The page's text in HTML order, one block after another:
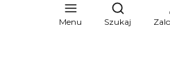
Menu
Otwórz
Szukaj